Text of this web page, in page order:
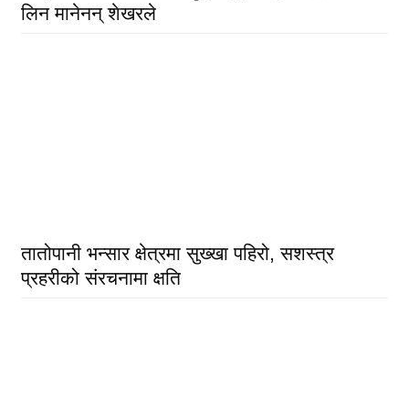
लिन मानेनन् शेखरले
तातोपानी भन्सार क्षेत्रमा सुख्खा पहिरो, सशस्त्र
प्रहरीको संरचनामा क्षति